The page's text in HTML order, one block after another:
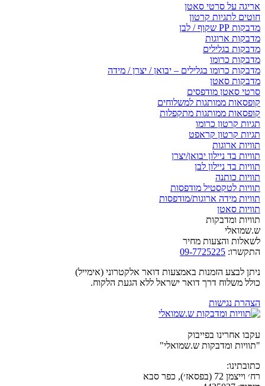
אריגה על סרטי סאטן
חוטים לתגיות קרטון
מדבקות PP שקוף / לבן
מדבקות ארוגות
מדבקות בגלילים
מדבקות כרומו
מדבקות כרומו בגלילים – יבואן / יצרן / מידה
מדבקות סאטן
סרטי סאטן מודפסים
קופסאות ממותגות למשלוחים
קופסאות ממותגות מתקפלות
תגיות קרטון כרומו
תגיות קרטון קראפט
תוויות ארוגות
תוויות בד ניילון יבואן/יצרן
תוויות בד ניילון לבן
תוויות כותנה
תוויות לטקסטיל מודפסות
תוויות מידה ארוגות/מודפסות
תוויות סאטן
תוויות ומדבקות
ש.שמואלי
לשאלות והצעות מחיר
התקשרו: 09-7725225
ניתן לבצע הזמנות באמצעות דואר אלקטרוני (אימייל)
כולל משלוח דרך דואר ישראל ללא הגעת הלקוח.
הצהרת נגישות
עקבו אחרינו בפייבוק
"תוויות ומדבקות ש.שמואלי"
כתובתינו:
רח׳ וייצמן 72 (בפסאז׳), כפר סבא